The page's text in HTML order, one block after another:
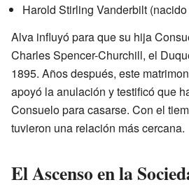
Harold Stirling Vanderbilt
Alva influyó para que su hija
Charles Spencer-Churchill, el
1895. Años después, este
apoyó la anulación y testificó que
Consuelo para casarse. Con el
tuvieron una relación más cercana.
El Ascenso en la